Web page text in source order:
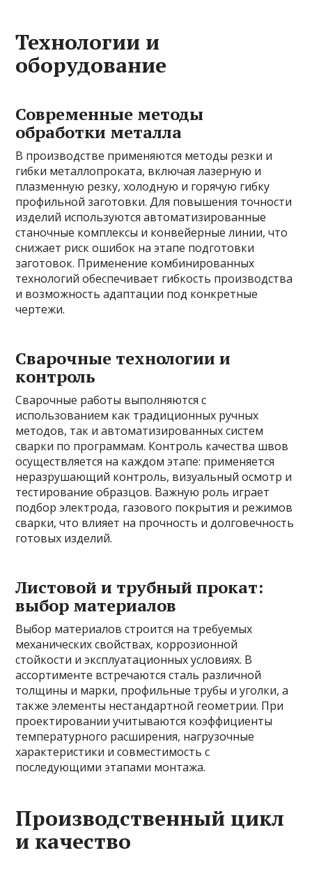
Технологии и
оборудование
Современные методы
обработки металла
В производстве применяются методы резки и
гибки металлопроката, включая лазерную и
плазменную резку, холодную и горячую гибку
профильной заготовки. Для повышения точности
изделий используются автоматизированные
станочные комплексы и конвейерные линии, что
снижает риск ошибок на этапе подготовки
заготовок. Применение комбинированных
технологий обеспечивает гибкость производства
и возможность адаптации под конкретные
чертежи.
Сварочные технологии и
контроль
Сварочные работы выполняются с
использованием как традиционных ручных
методов, так и автоматизированных систем
сварки по программам. Контроль качества швов
осуществляется на каждом этапе: применяется
неразрушающий контроль, визуальный осмотр и
тестирование образцов. Важную роль играет
подбор электрода, газового покрытия и режимов
сварки, что влияет на прочность и долговечность
готовых изделий.
Листовой и трубный прокат:
выбор материалов
Выбор материалов строится на требуемых
механических свойствах, коррозионной
стойкости и эксплуатационных условиях. В
ассортименте встречаются сталь различной
толщины и марки, профильные трубы и уголки, а
также элементы нестандартной геометрии. При
проектировании учитываются коэффициенты
температурного расширения, нагрузочные
характеристики и совместимость с
последующими этапами монтажа.
Производственный цикл
и качество